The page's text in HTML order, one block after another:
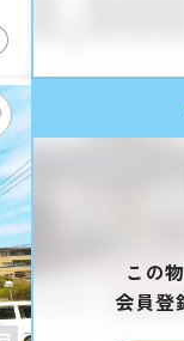
この
会員登